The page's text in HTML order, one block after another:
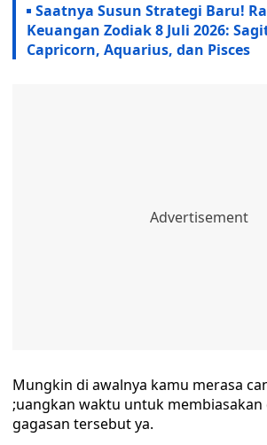
Saatnya Susun Strategi Baru!
Keuangan Zodiak 8 Juli 2026:
Capricorn, Aquarius, dan Pisces
Mungkin di awalnya kamu merasa
;uangkan waktu untuk
gagasan tersebut ya.